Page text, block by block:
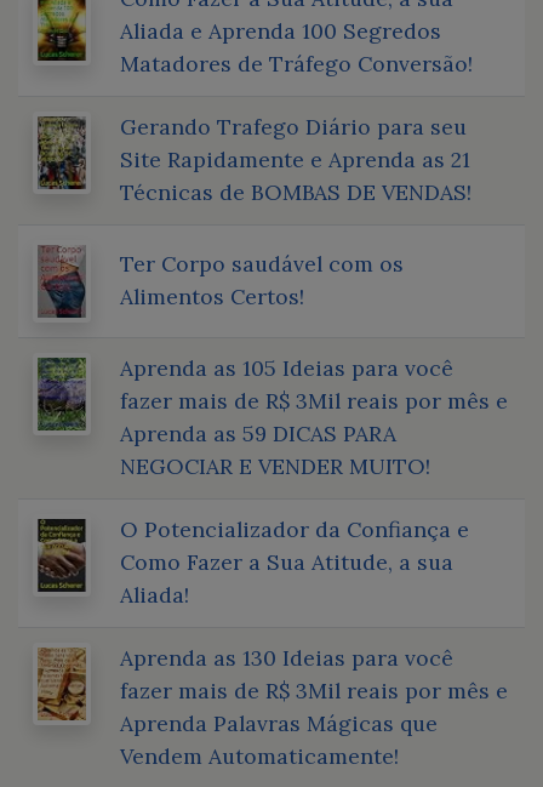
Aliada e Aprenda 100 Segredos
Matadores de Tráfego Conversão!
Gerando Trafego Diário para seu
Site Rapidamente e Aprenda as 21
Técnicas de BOMBAS DE VENDAS!
Ter Corpo saudável com os
Alimentos Certos!
Aprenda as 105 Ideias para você
fazer mais de R$ 3Mil reais por mês e
Aprenda as 59 DICAS PARA
NEGOCIAR E VENDER MUITO!
O Potencializador da Confiança e
Como Fazer a Sua Atitude, a sua
Aliada!
Aprenda as 130 Ideias para você
fazer mais de R$ 3Mil reais por mês e
Aprenda Palavras Mágicas que
Vendem Automaticamente!